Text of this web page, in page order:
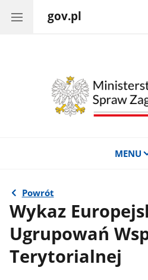
gov.pl
MENU
Powrót
Wykaz
Ugrupowań
Terytorialnej